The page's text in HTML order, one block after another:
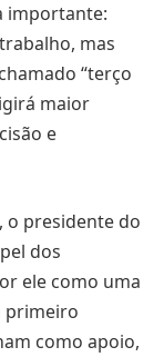
importante:
mas
“terço
maior
e
o presidente do
dos
ele como uma
primeiro
como apoio,